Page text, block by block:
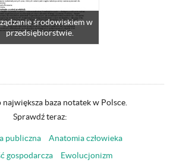
środowiskiem w
przedsiębiorstwie.
baza notatek w Polsce.
Sprawdź teraz:
publiczna
Anatomia człowieka
gospodarcza
Ewolucjonizm